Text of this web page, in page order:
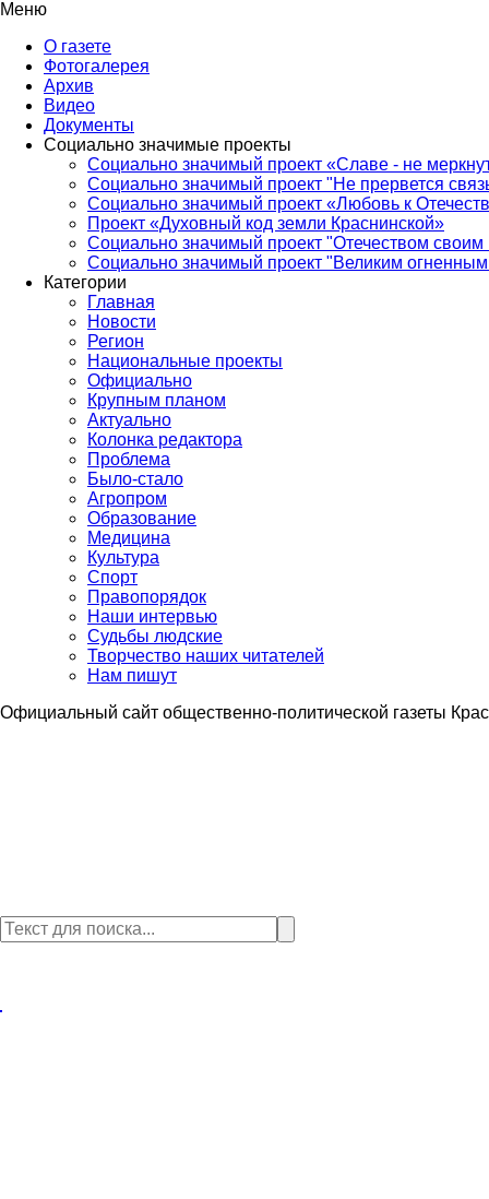
Меню
О газете
Фотогалерея
Архив
Видео
Документы
Социально значимые проекты
Социально значимый проект «Славе - не
Социально значимый проект "Не прервется
Социально значимый проект «Любовь к
Проект «Духовный код земли Краснинской»
Социально значимый проект "Отечеством своим
Социально значимый проект "Великим
Категории
Главная
Новости
Регион
Национальные проекты
Официально
Крупным планом
Актуально
Колонка редактора
Проблема
Было-стало
Агропром
Образование
Медицина
Культура
Спорт
Правопорядок
Наши интервью
Судьбы людские
Творчество наших читателей
Нам пишут
Официальный сайт общественно-политической газеты